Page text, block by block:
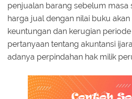
penjualan barang sebelum masa
harga jual dengan nilai buku
keuntungan dan kerugian
pertanyaan tentang akuntansi
adanya perpindahan hak milik